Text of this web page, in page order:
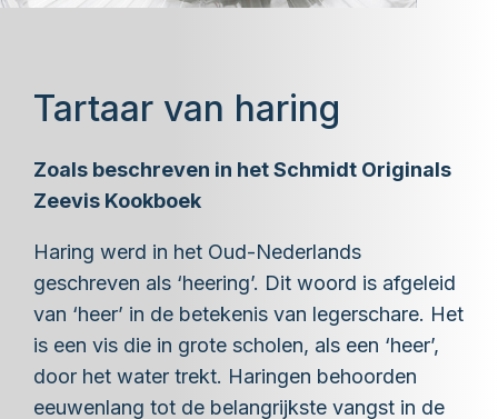
Tartaar van haring
Zoals beschreven in het Schmidt Originals
Zeevis Kookboek
Haring werd in het Oud-Nederlands
geschreven als ‘heering’. Dit woord is afgeleid
van ‘heer’ in de betekenis van legerschare. Het
is een vis die in grote scholen, als een ‘heer’,
door het water trekt. Haringen behoorden
eeuwenlang tot de belangrijkste vangst in de